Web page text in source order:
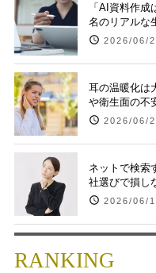
「AI資料作
名のリアルな
2026/06/
耳の温暖化は
や衛生面の不
2026/06/
ネットで検索
社選びで損し
2026/06/
RANKING